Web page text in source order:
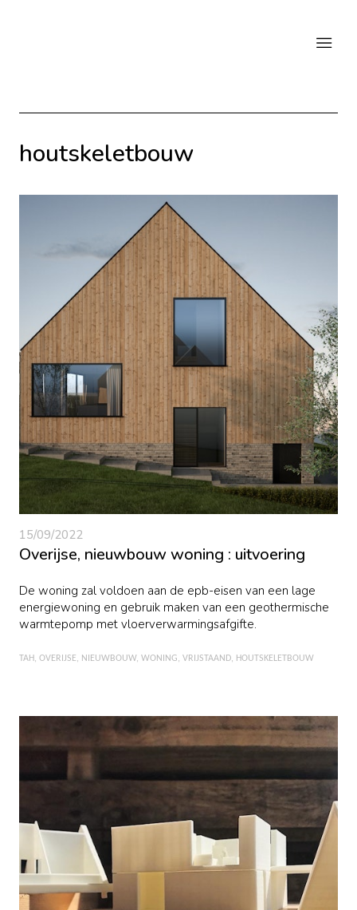
houtskeletbouw
15/09/2022
Overijse, nieuwbouw woning : uitvoering
De woning zal voldoen aan de epb-eisen van een lage
energiewoning en gebruik maken van een geothermische
warmtepomp met vloerverwarmingsafgifte.
TAH OVERIJSE NIEUWBOUW WONING VRIJSTAAND HOUTSKELETBOUW